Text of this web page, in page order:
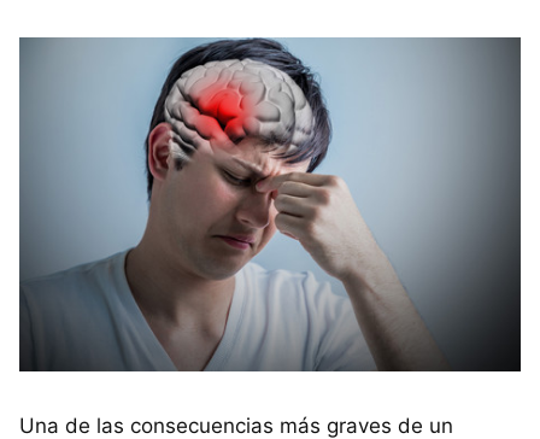
Una de las consecuencias más graves de un